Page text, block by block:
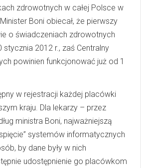
zdrowotnych w całej Polsce w
Boni obiecał, że pierwszy
o świadczeniach zdrowotnych
2012 r., zaś Centralny
powinien funkcjonować już od 1
w rejestracji każdej placówki
kraju. Dla lekarzy – przez
ministra Boni, najważniejszą
systemów informatycznych
by dane były w nich
udostępnienie go placówkom